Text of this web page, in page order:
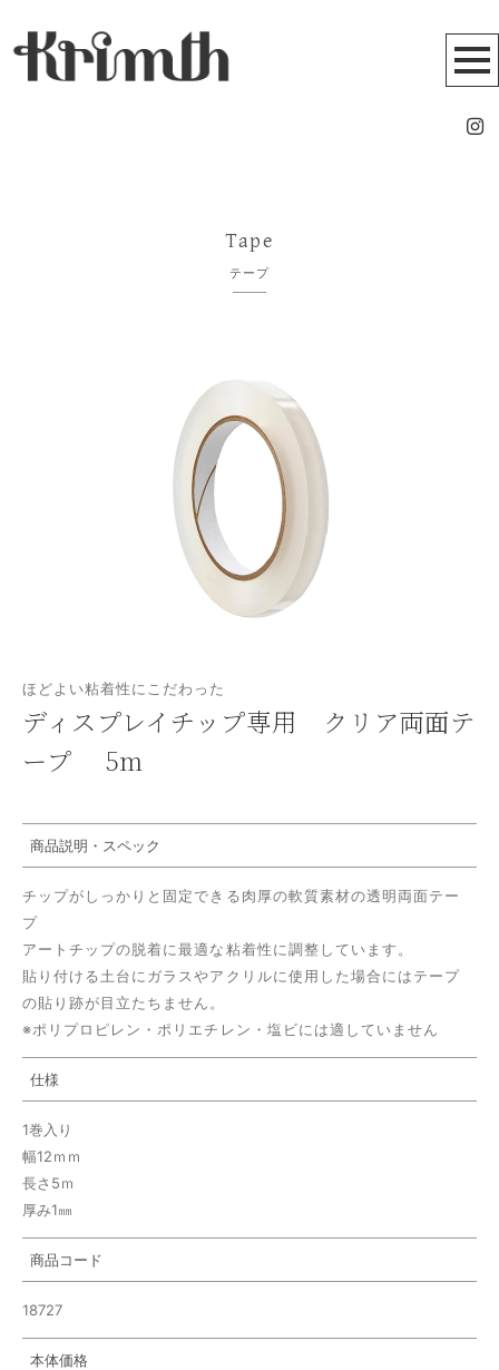
Tape
テープ
ほどよい粘着性にこだわった
ディスプレイチップ専用 クリア両面テ
ープ 5m
商品説明・スペック
チップがしっかりと固定できる肉厚の軟質素材の透明両面テー
プ
アートチップの脱着に最適な粘着性に調整しています。
貼り付ける土台にガラスやアクリルに使用した場合にはテープ
の貼り跡が目立たちません。
※ポリプロピレン・ポリエチレン・塩ビには適していません
仕様
1巻入り
幅12ｍｍ
長さ5ｍ
厚み1㎜
商品コード
18727
本体価格